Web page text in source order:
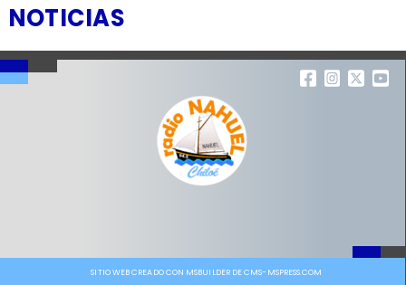
NOTICIAS
SITIO WEB CREADO CON MSBUILDER DE CMS-MSPRESS.COM